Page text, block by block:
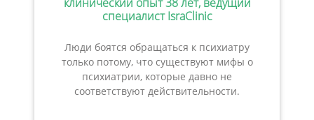
специалист IsraClinic
Люди боятся обращаться к психиатру
только потому, что существуют мифы о
психиатрии, которые давно не
соответствуют действительности.